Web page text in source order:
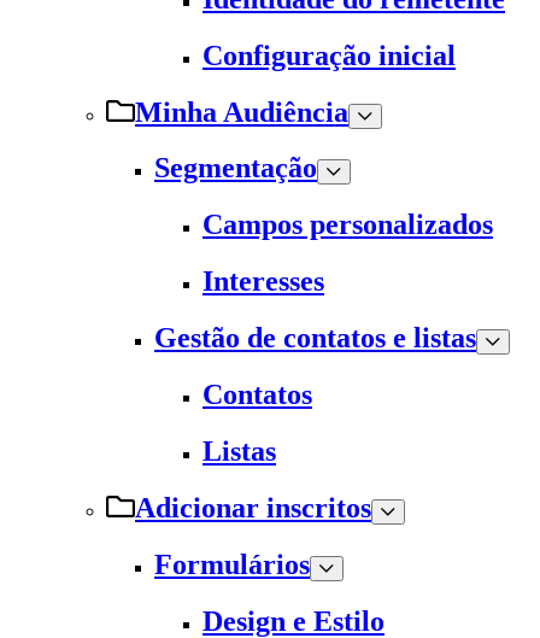
Configuração inicial
Minha Audiência
Segmentação
Campos personalizados
Interesses
Gestão de contatos e listas
Contatos
Listas
Adicionar inscritos
Formulários
Design e Estilo